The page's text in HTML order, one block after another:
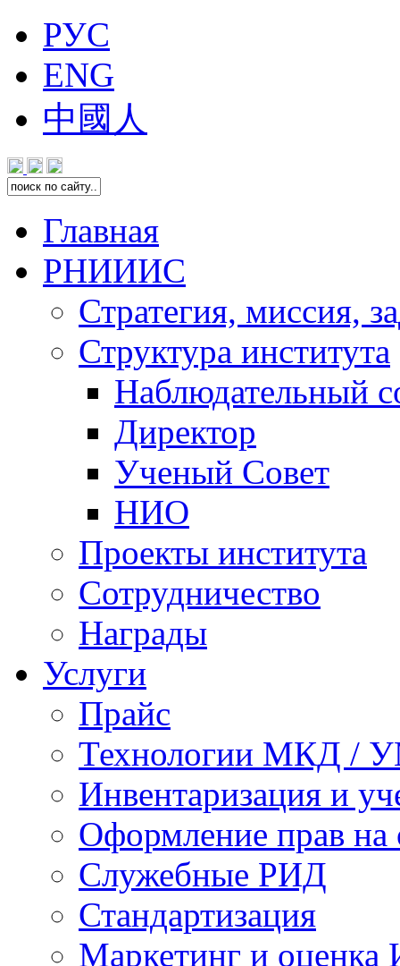
РУС
ENG
中國人
Главная
РНИИИС
Стратегия, миссия,
Структура института
Наблюдательный
Директор
Ученый Совет
НИО
Проекты института
Сотрудничество
Награды
Услуги
Прайс
Технологии МКД /
Инвентаризация и
Оформление прав
Служебные РИД
Стандартизация
Маркетинг и оценка